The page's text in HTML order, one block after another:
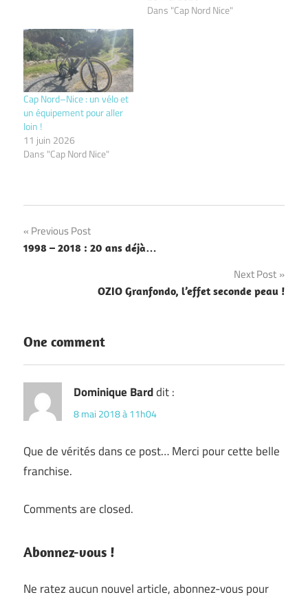
Dans "Cap Nord Nice"
Cap Nord–Nice : un vélo et
un équipement pour aller
loin !
11 juin 2026
Dans "Cap Nord Nice"
Navigation
de
Previous Post
1998 – 2018 : 20 ans déjà…
Next Post
OZIO Granfondo, l’effet seconde peau !
One comment
Dominique Barddit :
8 mai 2018 à 11h04
Que de vérités dans ce post… Merci pour cette belle
franchise.
Comments are closed.
Abonnez-vous !
Ne ratez aucun nouvel article, abonnez-vous pour